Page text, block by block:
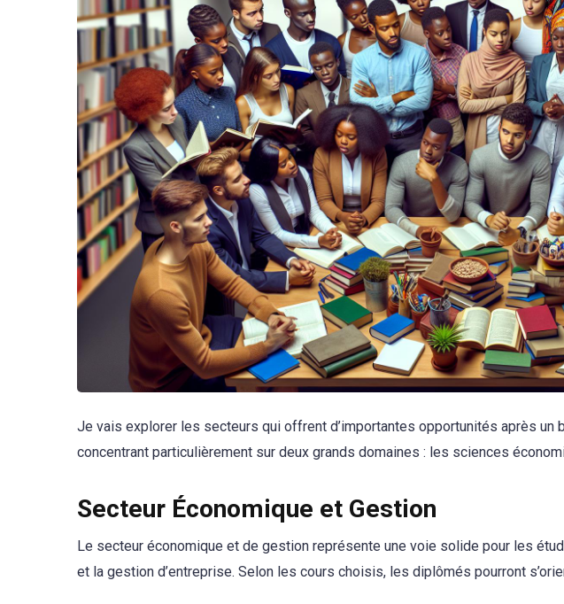
Je vais explorer les secteurs qui offrent d’importantes opportunités après un
concentrant particulièrement sur deux grands domaines : les sciences
Secteur Économique et Gestion
Le secteur économique et de gestion représente une voie solide pour les
et la gestion d’entreprise. Selon les cours choisis, les diplômés pourront